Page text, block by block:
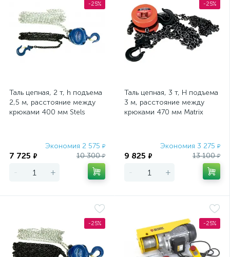
-25%
Таль цепная, 2 т, h подъема
2,5 м, расстояние между
крюками 400 мм Stels
Экономия 2 575 ₽
7 725 ₽ 10 300₽
- +
-25%
Таль цепная, 3 т, H подъема
3 м, расстояние между
крюками 470 мм Matrix
Экономия 3 275 ₽
9 825 ₽ 13 100₽
- +
-25% -25%